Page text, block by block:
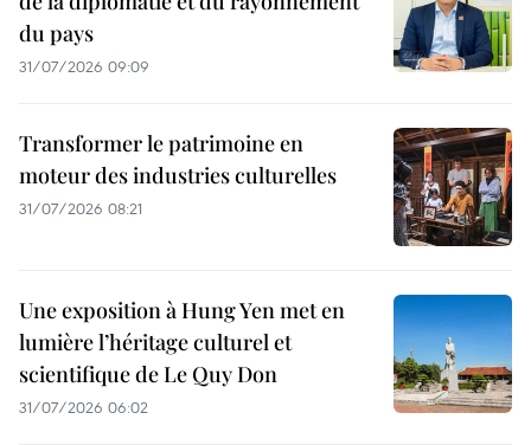
du pays
31/07/2026 09:09
Transformer le patrimoine en
moteur des industries culturelles
31/07/2026 08:21
Une exposition à Hung Yen met en
lumière l’héritage culturel et
scientifique de Le Quy Don
31/07/2026 06:02